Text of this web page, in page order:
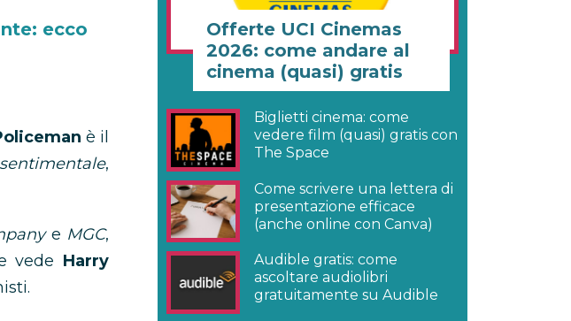
ecco
è il
,
e MGC,
vede Harry
Offerte UCI Cinemas
2026: come andare al
cinema (quasi) gratis
Biglietti cinema: come
vedere film (quasi) gratis con
The Space
Come scrivere una lettera di
presentazione efficace
(anche online con Canva)
Audible gratis: come
ascoltare audiolibri
gratuitamente su Audible